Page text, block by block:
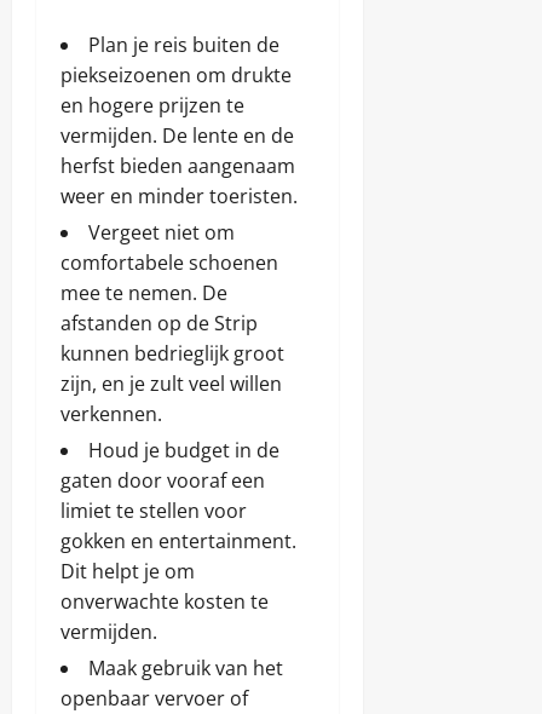
Plan je reis buiten de
piekseizoenen om drukte
en hogere prijzen te
vermijden. De lente en de
herfst bieden aangenaam
weer en minder toeristen.
Vergeet niet om
comfortabele schoenen
mee te nemen. De
afstanden op de Strip
kunnen bedrieglijk groot
zijn, en je zult veel willen
verkennen.
Houd je budget in de
gaten door vooraf een
limiet te stellen voor
gokken en entertainment.
Dit helpt je om
onverwachte kosten te
vermijden.
Maak gebruik van het
openbaar vervoer of